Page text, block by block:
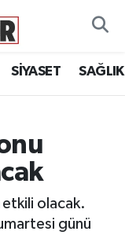
SİYASET SAĞLIK
etkili olacak.
günü